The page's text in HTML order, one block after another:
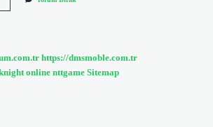
https://dmsmoble.com.tr
online nttgame Sitemap